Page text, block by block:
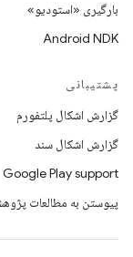
بارگیری «استودیو»
Android NDK
پشتیبانی
گزارش اشکال پلتفورم
گزارش اشکال سند
Google Play support
پیوستن به مطالعات